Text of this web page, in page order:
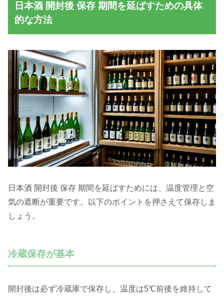
日本酒 開封後 保存 期間を延ばすための具体
的な方法
日本酒 開封後 保存 期間を延ばすためには、温度管理と空
気の遮断が重要です。以下のポイントを押さえて保存しま
しょう。
冷蔵保存が基本
開封後は必ず冷蔵庫で保存し、温度は5℃前後を維持して